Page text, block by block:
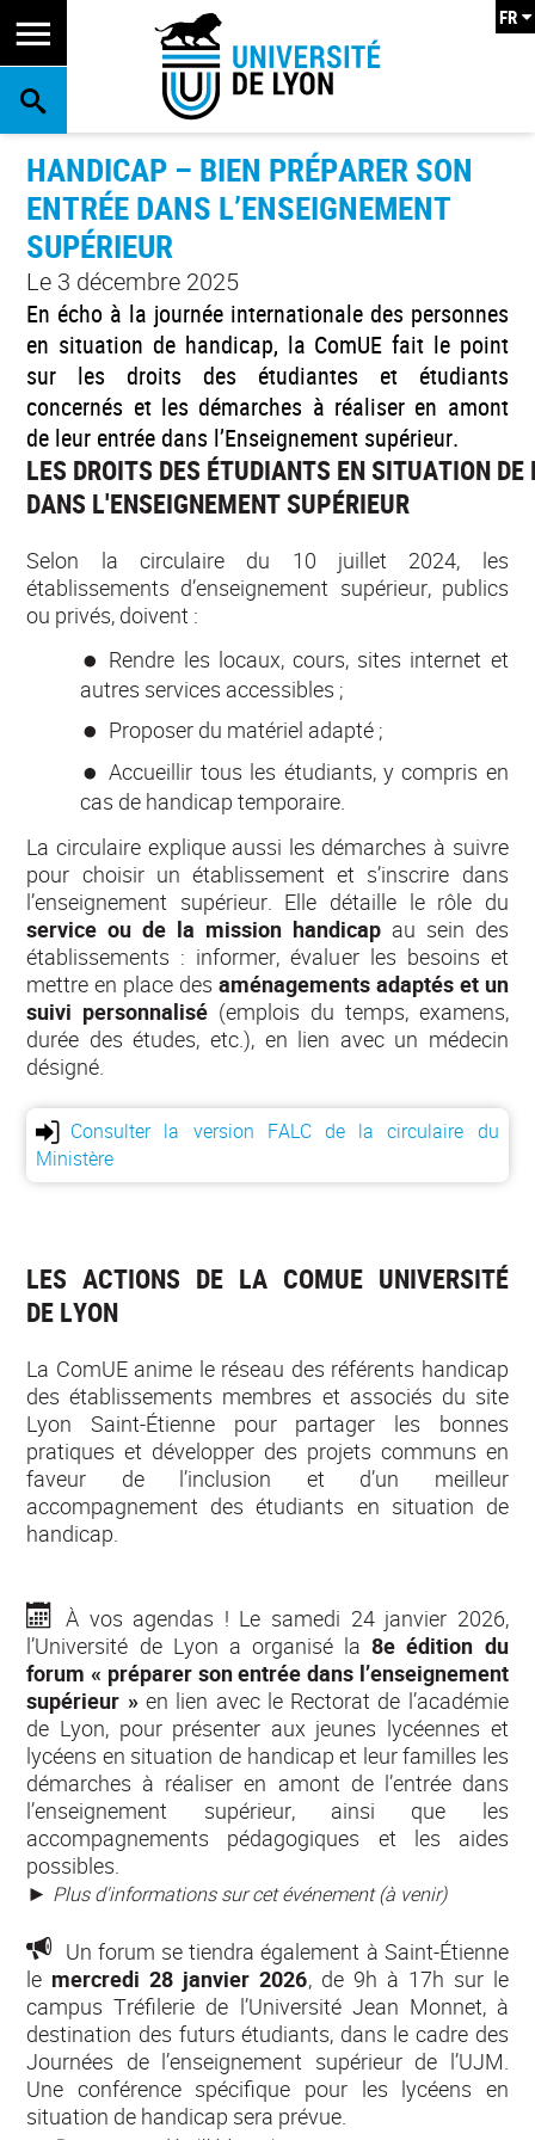
RECHERCHE
FR
HANDICAP – BIEN PRÉPARER SON
ENTRÉE DANS L’ENSEIGNEMENT
SUPÉRIEUR
Le 3 décembre 2025
En écho à la journée internationale des personnes
en situation de handicap, la ComUE fait le point
sur les droits des étudiantes et étudiants
concernés et les démarches à réaliser en amont
de leur entrée dans l’Enseignement supérieur.
LES DROITS DES ÉTUDIANTS EN SITUATION
DANS L'ENSEIGNEMENT SUPÉRIEUR
Selon la circulaire du 10 juillet 2024, les
établissements d’enseignement supérieur, publics
ou privés, doivent :
Rendre les locaux, cours, sites internet et
autres services accessibles ;
Proposer du matériel adapté ;
Accueillir tous les étudiants, y compris en
cas de handicap temporaire.
La circulaire explique aussi les démarches à suivre
pour choisir un établissement et s’inscrire dans
l’enseignement supérieur. Elle détaille le rôle du
service ou de la mission handicapau sein des
établissements : informer, évaluer les besoins et
mettre en place des aménagements adaptés et un
suivi personnalisé (emplois du temps, examens,
durée des études, etc.), en lien avec un médecin
désigné.
Consulter la version FALC de la circulaire du
Ministère
LES ACTIONS DE LA COMUE UNIVERSITÉ
DE LYON
La ComUE anime le réseau des référents handicap
des établissements membres et associés du site
Lyon Saint-Étienne pour partager les bonnes
pratiques et développer des projets communs en
faveur de l’inclusion et d’un meilleur
accompagnement des étudiants en situation de
handicap.
À vos agendas ! Le samedi 24 janvier 2026,
l’Université de Lyon a organisé la8e édition du
forum « préparer son entrée dans l’enseignement
supérieur »en lien avec le Rectorat de l’académie
de Lyon, pour présenter aux jeunes lycéennes et
lycéens en situation de handicap et leur familles les
démarches à réaliser en amont de l’entrée dans
l’enseignement supérieur, ainsi que les
accompagnements pédagogiques et les aides
possibles.
► Plus d'informations sur cet événement (à venir)
Un forum se tiendra également à Saint-Étienne
le mercredi 28 janvier 2026, de 9h à 17h sur le
campus Tréfilerie de l’Université Jean Monnet, à
destination des futurs étudiants, dans le cadre des
Journées de l’enseignement supérieur de l’UJM.
Une conférence spécifique pour les lycéens en
situation de handicap sera prévue.